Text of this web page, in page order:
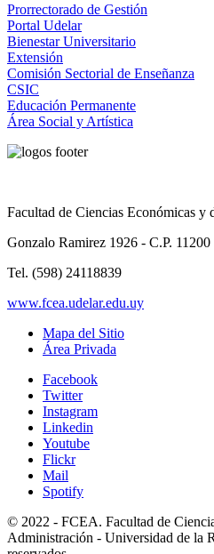
Prorrectorado de Gestión
Portal Udelar
Bienestar Universitario
Extensión
Comisión Sectorial de Enseñanza
CSIC
Educación Permanente
Área Social y Artística
Facultad de Ciencias Económicas y
Gonzalo Ramirez 1926 - C.P.
Tel. (598) 24118839
www.fcea.udelar.edu.uy
Mapa del Sitio
Área Privada
Facebook
Twitter
Instagram
Linkedin
Youtube
Flickr
Mail
Spotify
© 2022 - FCEA. Facultad de
Administración - Universidad de la